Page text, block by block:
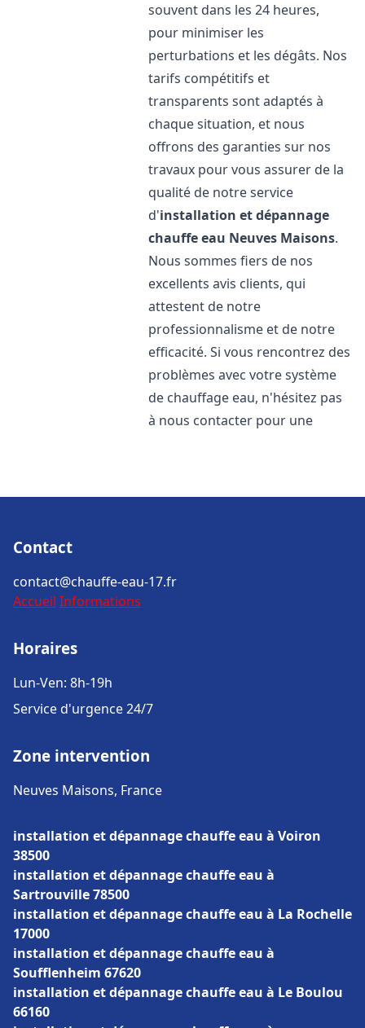
souvent dans les 24 heures,
pour minimiser les
perturbations et les dégâts. Nos
tarifs compétitifs et
transparents sont adaptés à
chaque situation, et nous
offrons des garanties sur nos
travaux pour vous assurer de la
qualité de notre service
d'installation et dépannage
chauffe eau Neuves Maisons.
Nous sommes fiers de nos
excellents avis clients, qui
attestent de notre
professionnalisme et de notre
efficacité. Si vous rencontrez des
problèmes avec votre système
de chauffage eau, n'hésitez pas
à nous contacter pour une
Contact
contact@chauffe-eau-17.fr
Accueil Informations
Horaires
Lun-Ven: 8h-19h
Service d'urgence 24/7
Zone intervention
Neuves Maisons, France
installation et dépannage chauffe eau à Voiron
38500
installation et dépannage chauffe eau à
Sartrouville 78500
installation et dépannage chauffe eau à La Rochelle
17000
installation et dépannage chauffe eau à
Soufflenheim 67620
installation et dépannage chauffe eau à Le Boulou
66160